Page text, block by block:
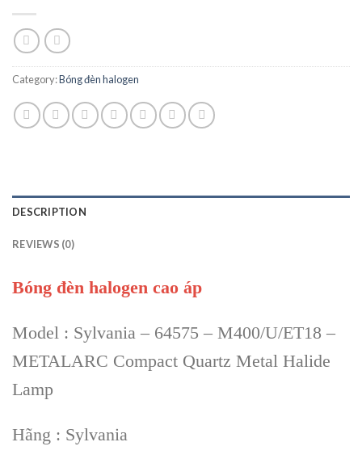
Category:Bóng đèn halogen
DESCRIPTION
REVIEWS (0)
Bóng đèn halogen cao áp
Model : Sylvania – 64575 – M400/U/ET18 –
METALARC Compact Quartz Metal Halide
Lamp
Hãng : Sylvania